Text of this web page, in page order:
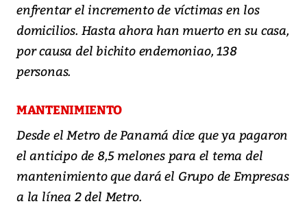
enfrentar el incremento de víctimas en los
domicilios. Hasta ahora han muerto en su casa,
por causa del bichito endemoniao, 138
personas.
MANTENIMIENTO
Desde el Metro de Panamá dice que ya pagaron
el anticipo de 8,5 melones para el tema del
mantenimiento que dará el Grupo de Empresas
a la línea 2 del Metro.